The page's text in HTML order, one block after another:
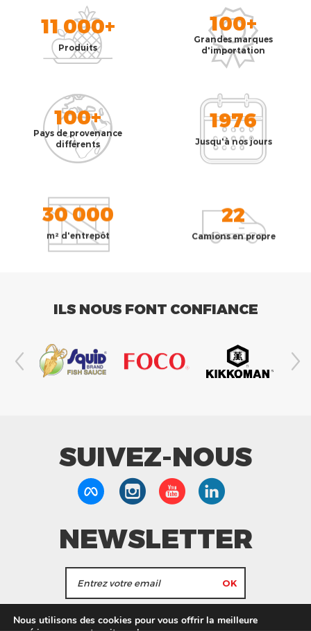
11 000+
Produits
100+
Grandes marques
d'importation
100+
Pays de provenance
différents
1976
Jusqu'à nos jours
30 000
m² d'entrepôt
22
Camions en propre
ILS NOUS FONT CONFIANCE
SUIVEZ-NOUS
NEWSLETTER
J'accepte de recevoir les actualités et les
Nous utilisons des cookies pour vous offrir la meilleure